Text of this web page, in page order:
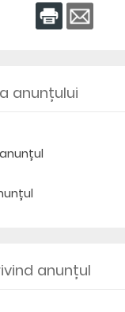
anunțului
anunțul